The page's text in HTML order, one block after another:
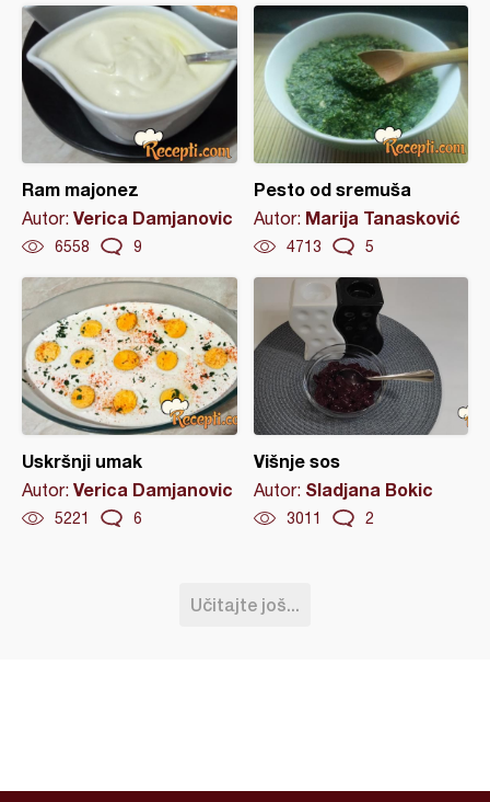
Ram majonez
Autor: Verica Damjanovic
6558 9
Pesto od sremuša
Autor: Marija Tanasković
4713 5
Uskršnji umak
Autor: Verica Damjanovic
5221 6
Višnje sos
Autor: Sladjana Bokic
3011 2
Učitajte još...